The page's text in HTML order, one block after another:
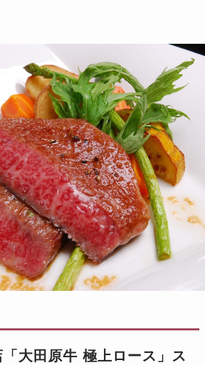
大田原牛 極上ロース」ス